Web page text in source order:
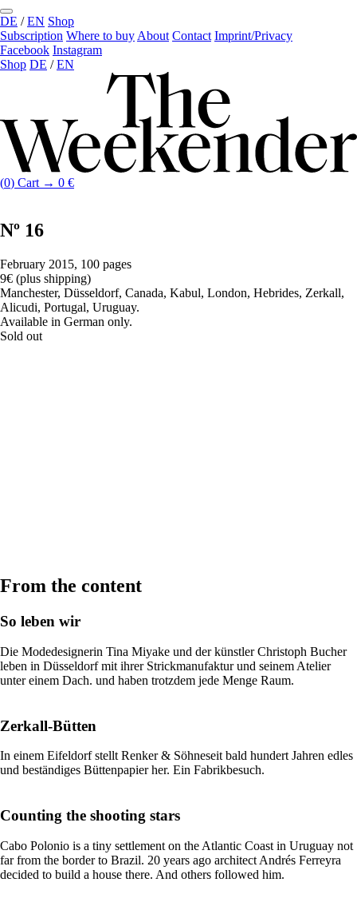
DE /EN Shop
Subscription Where to buy About Contact Imprint/Privacy
Facebook Instagram
Shop DE /EN
(0) Cart → 0 €
Nº 16
February 2015, 100 pages
9€ (plus shipping)
Manchester, Düsseldorf, Canada, Kabul, London, Hebrides, Zerkall,
Alicudi, Portugal, Uruguay.
Available in German only.
Sold out
From the content
So leben wir
Die Modedesignerin Tina Miyake und der künstler Christoph Bucher
leben in Düsseldorf mit ihrer Strickmanufaktur und seinem Atelier
unter einem Dach. und haben trotzdem jede Menge Raum.
Zerkall-Bütten
In einem Eifeldorf stellt Renker & Söhneseit bald hundert Jahren edles
und beständiges Büttenpapier her. Ein Fabrikbesuch.
Counting the shooting stars
Cabo Polonio is a tiny settlement on the Atlantic Coast in Uruguay not
far from the border to Brazil. 20 years ago architect Andrés Ferreyra
decided to build a house there. And others followed him.